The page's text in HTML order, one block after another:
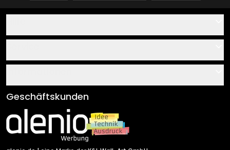
Über uns
Klebe- und Montageanleitungen
Newsletter An-/Abmeldung
Sendungsverfolgung
AGB
Impressum
Versand & Zahlung
Rücksendung
Geschäftskunden